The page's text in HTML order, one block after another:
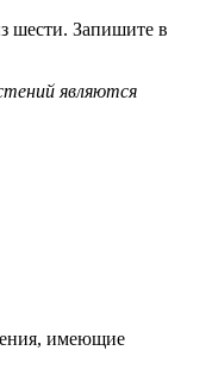
шести. Запишите в
являются
имеющие